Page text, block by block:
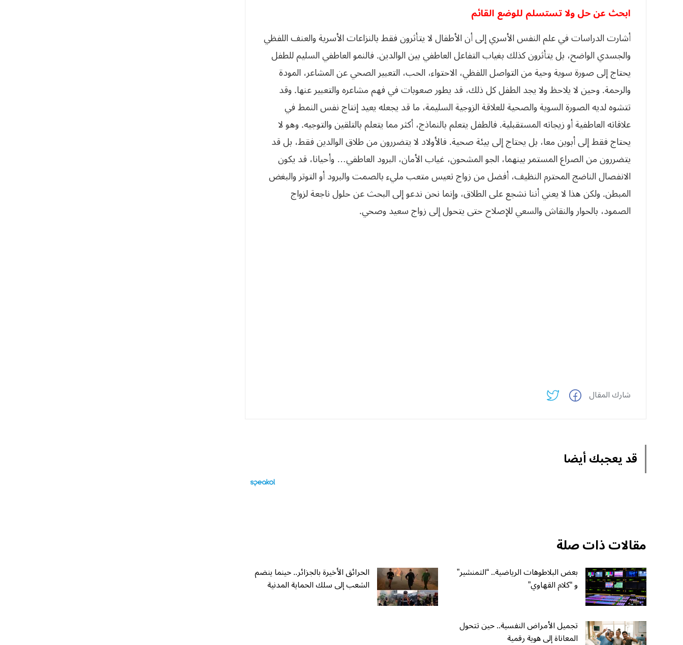
ابحث عن حل ولا تستسلم للوضع القائم
أشارت الدراسات في علم النفس الأسري إلى أن الأطفال لا يتأثرون فقط بالنزاعات الأسرية والعنف اللفظي
والجسدي الواضح، بل يتأثرون كذلك بغياب التفاعل العاطفي بين الوالدين. فالنمو العاطفي السليم للطفل
يحتاج إلى صورة سوية وحية من التواصل اللفظي، الاحتواء، الحب، التعبير الصحي عن المشاعر، المودة
والرحمة. وحين لا يلاحظ ولا يجد الطفل كل ذلك، قد يطور صعوبات في فهم مشاعره والتعبير عنها. وقد
تتشوه لديه الصورة السوية والصحية للعلاقة الزوجية السليمة، ما قد يجعله يعيد إنتاج نفس النمط في
علاقاته العاطفية أو زيجاته المستقبلية. فالطفل يتعلم بالنماذج، أكثر مما يتعلم بالتلقين والتوجيه. وهو لا
يحتاج فقط إلى أبوين معا، بل يحتاج إلى بيئة صحية. فالأولاد لا يتضررون من طلاق الوالدين فقط، بل قد
يتضررون من الصراع المستمر بينهما، الجو المشحون، غياب الأمان، البرود العاطفي… وأحيانا، قد يكون
الانفصال الناضج المحترم النظيف، أفضل من زواج تعيس متعب مليء بالصمت والبرود أو التوتر والبغض
المبطن. ولكن هذا لا يعني أننا نشجع على الطلاق، وإنما نحن ندعو إلى البحث عن حلول ناجعة لزواج
الصمود، بالحوار والنقاش والسعي للإصلاح حتى يتحول إلى زواج سعيد وصحي.
شارك المقال
قد يعجبك أيضا
مقالات ذات صلة
بعض البلاطوهات الرياضية.. “التمنشير”
و “كلام القهاوي”
الحرائق الأخيرة بالجزائر.. حينما ينضم
الشعب إلى سلك الحماية المدنية
تجميل الأمراض النفسية.. حين تتحول
المعاناة إلى هوية رقمية